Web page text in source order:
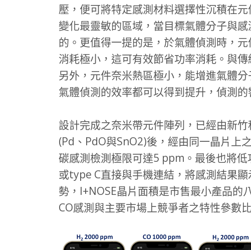
壓，便可將特定感測材料選擇性沉積在
變化最靈敏的區域，當目標氣體分子與
的。更值得一提的是，於氣體偵測時，
消耗極小，這可有效節省功率消耗。與
另外，元件奈米熱區極小，能增進氣體
氣體偵測的效率都可以得到提升，偵測
設計完成之奈米帶元件陣列，已經由新
(Pd、PdO與SnO2)後，經由同一晶片上
碳感測檢測極限可達5 ppm。最後也將
或type C直接與手機連結，將感測結果
勢，I+NOSE晶片面積是市售最小產品的
CO感測與主要市場上競爭者之特性參數